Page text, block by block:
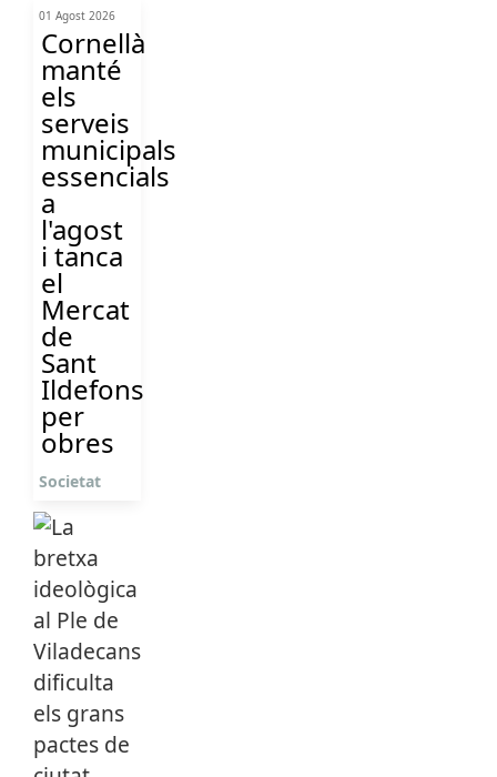
01 Agost 2026
Cornellà
manté
els
serveis
municipals
essencials
a
l'agost
i tanca
el
Mercat
de
Sant
Ildefons
per
obres
Societat